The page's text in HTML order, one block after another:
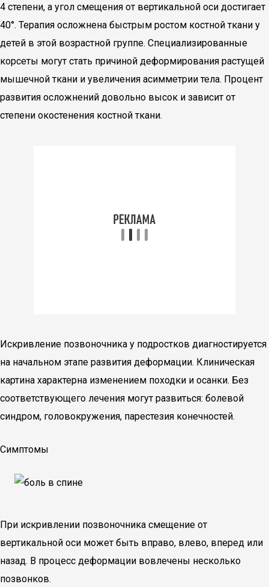
4 степени, а угол смещения от вертикальной оси достигает
40°. Терапия осложнена быстрым ростом костной ткани у
детей в этой возрастной группе. Специализированные
корсеты могут стать причиной деформирования растущей
мышечной ткани и увеличения асимметрии тела. Процент
развития осложнений довольно высок и зависит от
степени окостенения костной ткани.
Искривление позвоночника у подростков диагностируется
на начальном этапе развития деформации. Клиническая
картина характерна изменением походки и осанки. Без
соответствующего лечения могут развиться: болевой
синдром, головокружения, парестезия конечностей.
Симптомы
При искривлении позвоночника смещение от
вертикальной оси может быть вправо, влево, вперед или
назад. В процесс деформации вовлечены несколько
позвонков.